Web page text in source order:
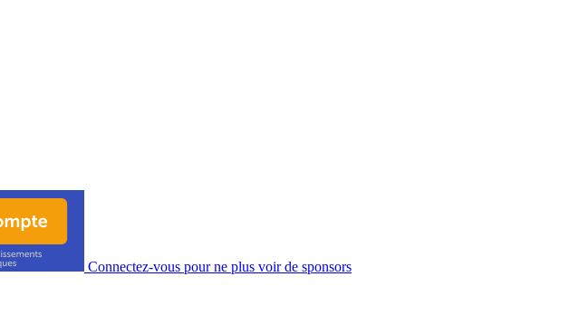
Connectez-vous pour ne plus voir de sponsors